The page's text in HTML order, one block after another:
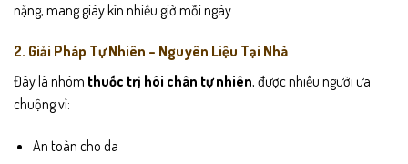
nặng, mang giày kín nhiều giờ mỗi ngày.
2. Giải Pháp Tự Nhiên – Nguyên Liệu Tại Nhà
Đây là nhóm thuốc trị hôi chân tự nhiên, được nhiều người ưa
chuộng vì:
An toàn cho da